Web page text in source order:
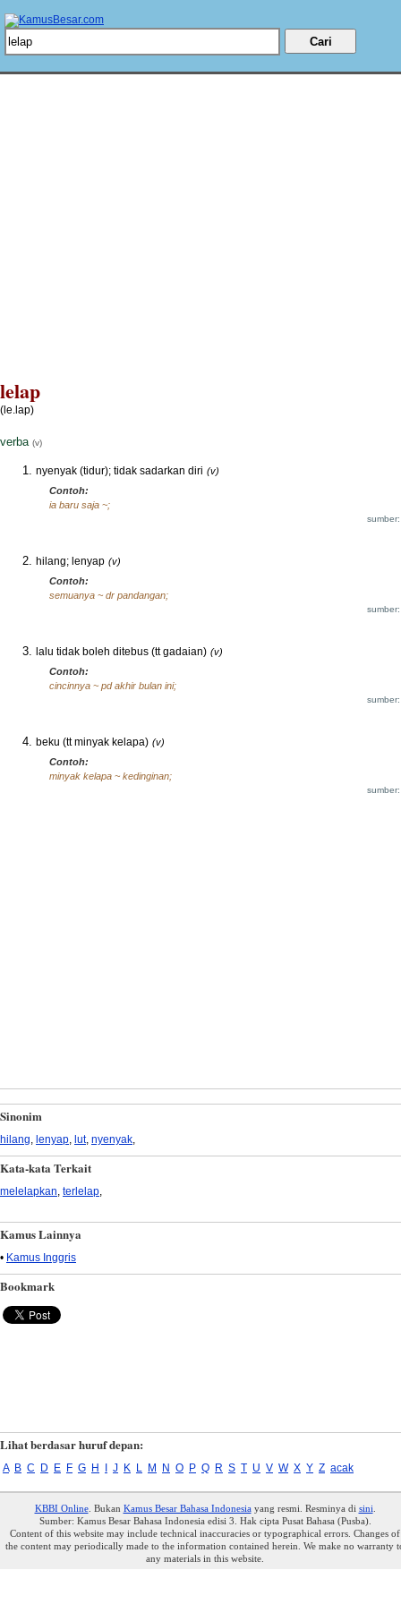
lelap
(le.lap)
verba (v)
nyenyak (tidur); tidak sadarkan diri (v)
Contoh:
ia baru saja ~;
hilang; lenyap (v)
Contoh:
semuanya ~ dr pandangan;
lalu tidak boleh ditebus (tt gadaian) (v)
Contoh:
cincinnya ~ pd akhir bulan ini;
beku (tt minyak kelapa) (v)
Contoh:
minyak kelapa ~ kedinginan;
Sinonim
hilang lenyap lut, nyenyak
Kata-kata Terkait
melelapkan, terlelap,
Kamus Lainnya
• Kamus Inggris
Bookmark
Lihat berdasar huruf depan:
A B C D E F G H I J K L M N O P Q R S T U V W X Y Z acak
KBBI Online. Bukan Kamus Besar Bahasa Indonesiayang resmi. Resminya di sini
Sumber: Kamus Besar Bahasa Indonesia edisi 3. Hak cipta Pusat Bahasa (Pusba).
Content of this website may include technical inaccuracies or typographical errors. Changes of
the content may periodically made to the information contained herein. We make no warranty
any materials in this website.